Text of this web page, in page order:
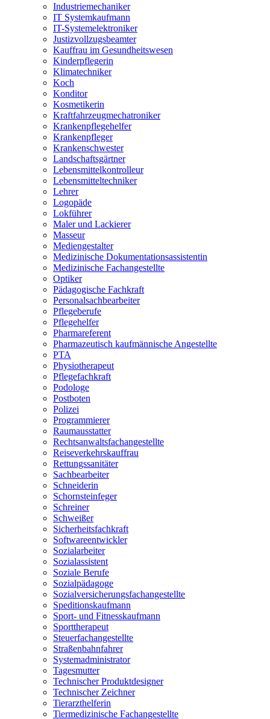
Industriemechaniker
IT Systemkaufmann
IT-Systemelektroniker
Justizvollzugsbeamter
Kauffrau im Gesundheitswesen
Kinderpflegerin
Klimatechniker
Koch
Konditor
Kosmetikerin
Kraftfahrzeugmechatroniker
Krankenpflegehelfer
Krankenpfleger
Krankenschwester
Landschaftsgärtner
Lebensmittelkontrolleur
Lebensmitteltechniker
Lehrer
Logopäde
Lokführer
Maler und Lackierer
Masseur
Mediengestalter
Medizinische Dokumentationsassistentin
Medizinische Fachangestellte
Optiker
Pädagogische Fachkraft
Personalsachbearbeiter
Pflegeberufe
Pflegehelfer
Pharmareferent
Pharmazeutisch kaufmännische Angestellte
PTA
Physiotherapeut
Pflegefachkraft
Podologe
Postboten
Polizei
Programmierer
Raumausstatter
Rechtsanwaltsfachangestellte
Reiseverkehrskauffrau
Rettungssanitäter
Sachbearbeiter
Schneiderin
Schornsteinfeger
Schreiner
Schweißer
Sicherheitsfachkraft
Softwareentwickler
Sozialarbeiter
Sozialassistent
Soziale Berufe
Sozialpädagoge
Sozialversicherungsfachangestellte
Speditionskaufmann
Sport- und Fitnesskaufmann
Sporttherapeut
Steuerfachangestellte
Straßenbahnfahrer
Systemadministrator
Tagesmutter
Technischer Produktdesigner
Technischer Zeichner
Tierarzthelferin
Tiermedizinische Fachangestellte